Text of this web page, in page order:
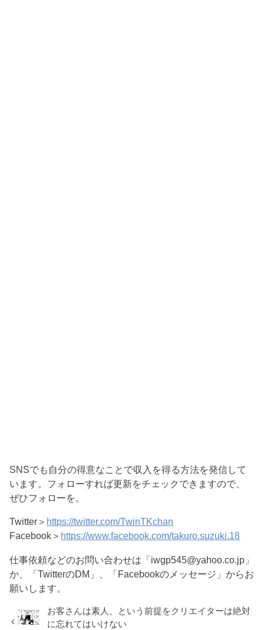
SNSでも自分の得意なことで収入を得る方法を発信して
います。フォローすれば更新をチェックできますので、
ぜひフォローを。
Twitter＞ https://twitter.com/TwinTKchan
Facebook＞ https://www.facebook.com/takuro.suzuki.18
仕事依頼などのお問い合わせは「iwgp545@yahoo.co.jp」
か、「TwitterのDM」、「Facebookのメッセージ」からお
願いします。
お客さんは素人、という前提をクリエイターは絶対
に忘れてはいけない